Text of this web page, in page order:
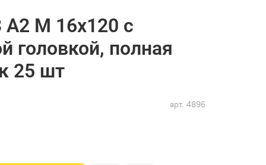
арт. 4896
А2 M 16х120 с
головкой, полная
25 шт